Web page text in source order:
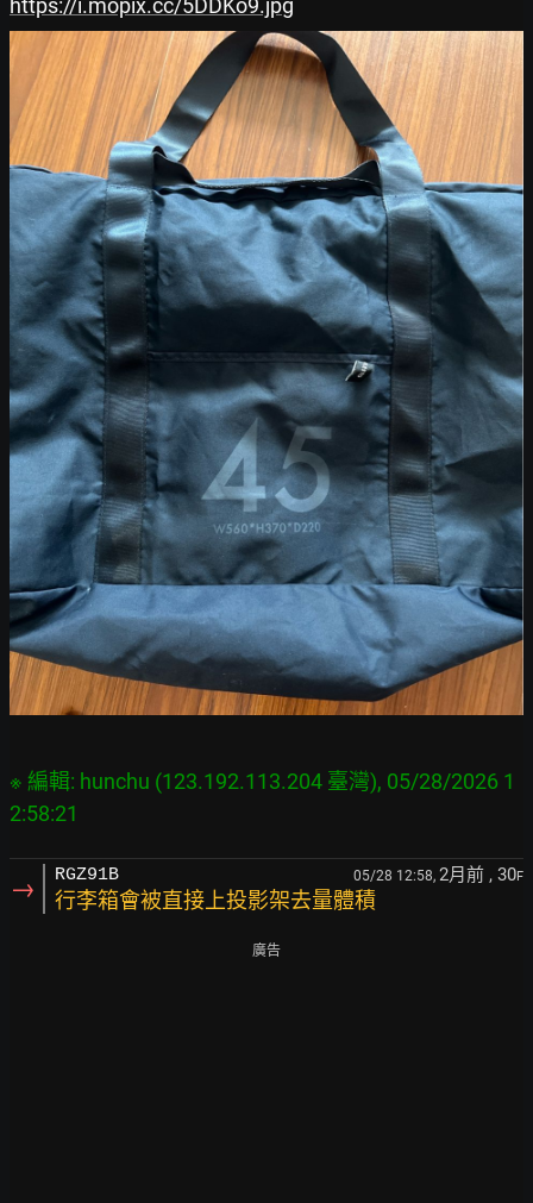
https://i.mopix.cc/5DDKo9.jpg
※ 編輯: hunchu (123.192.113.204 臺灣), 05/28/2026 1
→ RGZ91B 05/28 12:58, 2月前 , 30F
行李箱會被直接上投影架去量體積
廣告